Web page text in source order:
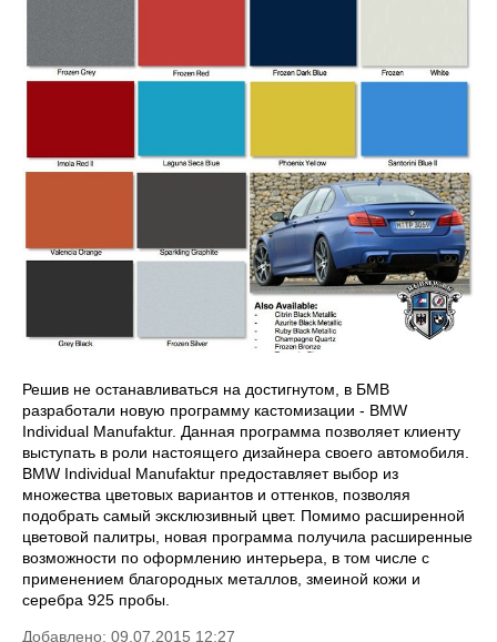
Решив не останавливаться на достигнутом, в БМВ
разработали новую программу кастомизации - BMW
Individual Manufaktur. Данная программа позволяет клиенту
выступать в роли настоящего дизайнера своего автомобиля.
BMW Individual Manufaktur предоставляет выбор из
множества цветовых вариантов и оттенков, позволяя
подобрать самый эксклюзивный цвет. Помимо расширенной
цветовой палитры, новая программа получила расширенные
возможности по оформлению интерьера, в том числе с
применением благородных металлов, змеиной кожи и
серебра 925 пробы.
Добавлено: 09.07.2015 12:27